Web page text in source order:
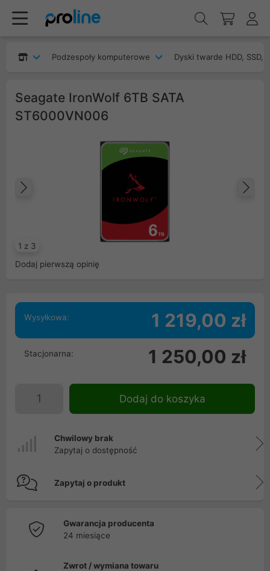
Podzespoły komputerowe Dyski twarde HDD, SSD,
Seagate IronWolf 6TB SATA
ST6000VN006
1 z 3
Dodaj pierwszą opinię
Wysyłkowa: 1 219,00 zł
Stacjonarna: 1 250,00 zł
Dodaj do koszyka
Chwilowy brak
Zapytaj o dostępność
Zapytaj o produkt
Gwarancja producenta
24 miesiące
Zwrot / wymiana towaru